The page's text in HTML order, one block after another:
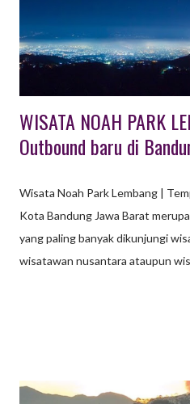
WISATA NOAH PARK
Outbound baru di
Wisata Noah Park Lembang |
Kota Bandung Jawa Barat
yang paling banyak dikunjungi
wisatawan nusantara ataupun
Outbound di Bandung, kini
organisasi ini tersebari di